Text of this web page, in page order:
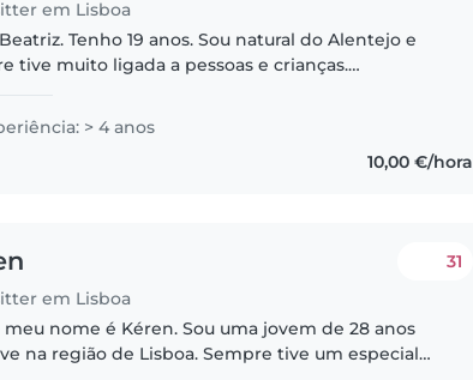
em Lisboa
Tenho 19 anos. Sou natural do Alentejo e
tive muito ligada a pessoas e crianças.
sempre adorei crianças..
> 4 anos
10,00 €/hora
em Lisboa
31
meu nome é Kéren. Sou uma jovem de 28 anos
na região de Lisboa. Sempre tive um especial